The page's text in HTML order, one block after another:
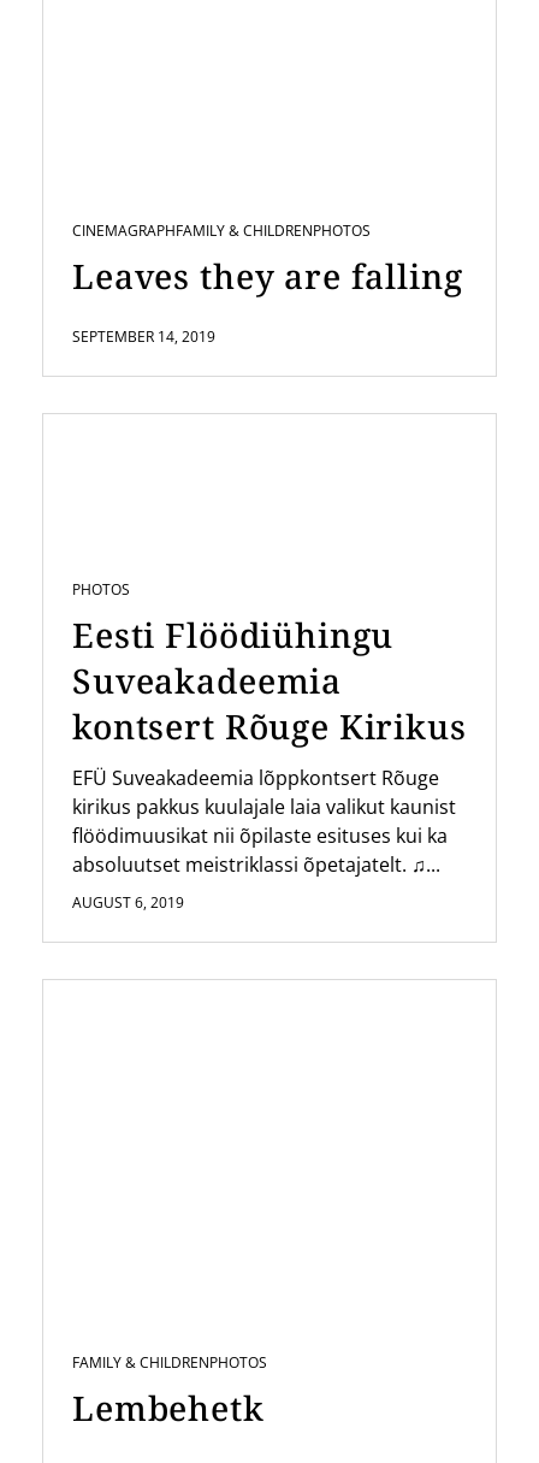
CINEMAGRAPHFAMILY & CHILDRENPHOTOS
Leaves they are falling
SEPTEMBER 14, 2019
PHOTOS
Eesti Flöödiühingu
Suveakadeemia
kontsert Rõuge Kirikus
EFÜ Suveakadeemia lõppkontsert Rõuge
kirikus pakkus kuulajale laia valikut kaunist
flöödimuusikat nii õpilaste esituses kui ka
absoluutset meistriklassi õpetajatelt. ♫...
AUGUST 6, 2019
FAMILY & CHILDRENPHOTOS
Lembehetk